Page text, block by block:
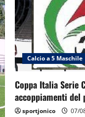
a
t
i
o
n
Calcio a 5 Maschile
Coppa Italia Serie
accoppiamenti
sportjonico 07/